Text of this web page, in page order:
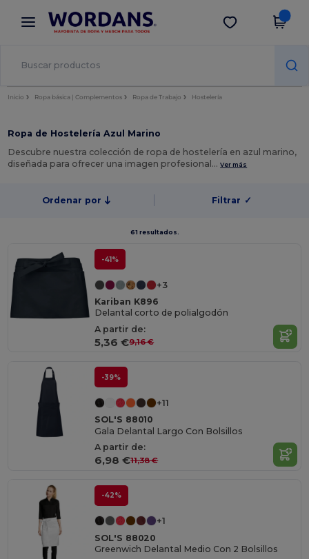
× App de Wordans
¡Mejores precios en app!
Descargar app
Inicio Ropa básica | Complementos Ropa de Trabajo Hostelería
Ropa de Hostelería Azul Marino
Descubre nuestra colección de ropa de hostelería en azul marino,
diseñada para ofrecer una imagen profesional…Ver más
Ordenar por Filtrar ✓
61 resultados.
-41%
+3
Kariban K896
Delantal corto de polialgodón
A partir de:
5,36 €9,16 €
-39%
+11
SOL'S 88010
Gala Delantal Largo Con Bolsillos
A partir de:
6,98 €11,38 €
-42%
+1
SOL'S 88020
Greenwich Delantal Medio Con 2 Bolsillos